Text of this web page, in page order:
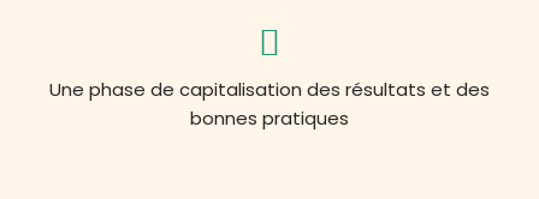
Une phase de capitalisation des résultats et des
bonnes pratiques